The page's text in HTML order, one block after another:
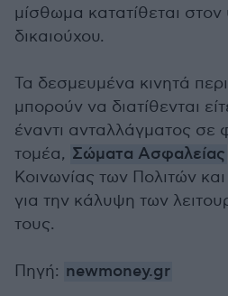
μίσθωμα κατατίθεται
δικαιούχου.
Τα δεσμευμένα κινητά
μπορούν να διατίθενται
έναντι ανταλλάγματος σε
τομέα, Σώματα Ασφαλείας
Κοινωνίας των Πολιτών
για την κάλυψη των
τους.
Πηγή: newmoney.gr